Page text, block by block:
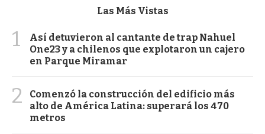
Las Más Vistas
1
Así detuvieron al cantante de trap Nahuel
One23 y a chilenos que explotaron un cajero
en Parque Miramar
2
Comenzó la construcción del edificio más
alto de América Latina: superará los 470
metros